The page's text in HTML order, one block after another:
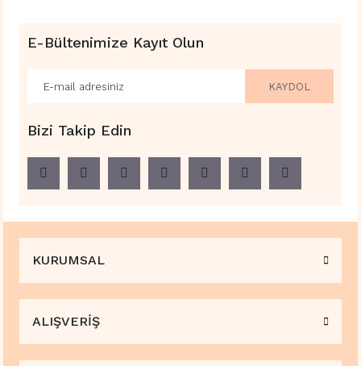
E-Bültenimize Kayıt Olun
KAYDOL
Bizi Takip Edin
KURUMSAL
ALIŞVERİŞ